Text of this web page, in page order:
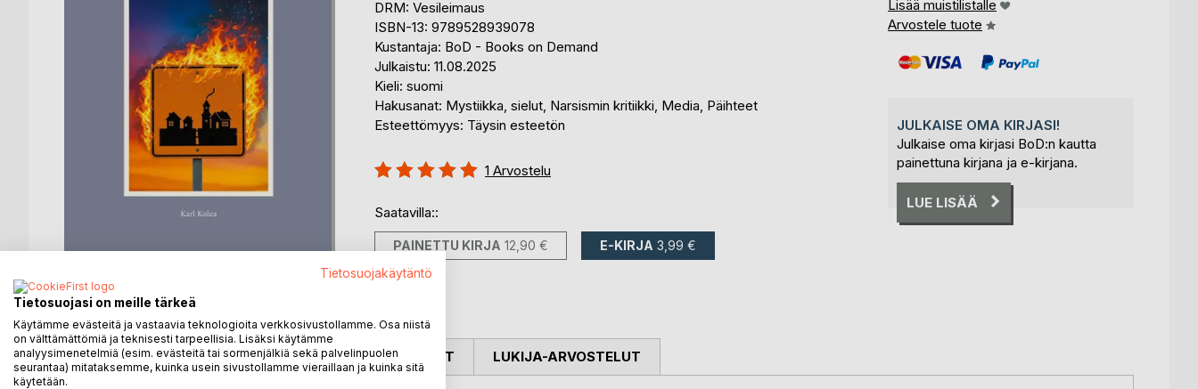
DRM: Vesileimaus
ISBN-13: 9789528939078
Kustantaja: BoD - Books on Demand
Julkaistu: 11.08.2025
Kieli: suomi
Hakusanat: Mystiikka, sielut, Narsismin kritiikki, Media, Päihteet
Esteettömyys: Täysin esteetön
Arvostelu::
1 Arvostelu
Saatavilla::
PAINETTU KIRJA 12,90 € E-KIRJA 3,99 €
Lisää muistilistalle
Arvostele tuote
JULKAISE OMA KIRJASI!
Julkaise oma kirjasi BoD:n kautta
painettuna kirjana ja e-kirjana.
LUE LISÄÄ
KUVAUS KIRJAILIJA LEHDISTÖARVOSTELUT LUKIJA-ARVOSTELUT
Tietosuojakäytäntö
Tietosuojasi on meille tärkeä
Käytämme evästeitä ja vastaavia teknologioita verkkosivustollamme. Osa niistä
on välttämättömiä ja teknisesti tarpeellisia. Lisäksi käytämme
analyysimenetelmiä (esim. evästeitä tai sormenjälkiä sekä palvelinpuolen
seurantaa) mitataksemme, kuinka usein sivustollamme vieraillaan ja kuinka sitä
käytetään.